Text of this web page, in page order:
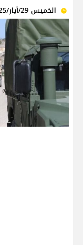
الخميس 29/أيار/2025 - 12:13 ص